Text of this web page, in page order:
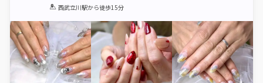
1 2 3 4 5
西武立川駅から徒歩15分